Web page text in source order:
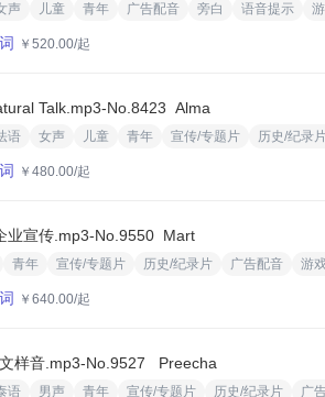
声 儿童 青年 广告配音 旁白 语音提示
￥ 520.00/起
Talk.mp3-No.8423 Alma
语 女声 儿童 青年 宣传/专题片 历史/纪录
￥ 480.00/起
业宣传.mp3-No.9550 Mart
青年 宣传/专题片 历史/纪录片 广告配音 游
￥ 640.00/起
样音.mp3-No.9527 ‌ Preecha
语 男声 青年 宣传/专题片 历史/纪录片 广